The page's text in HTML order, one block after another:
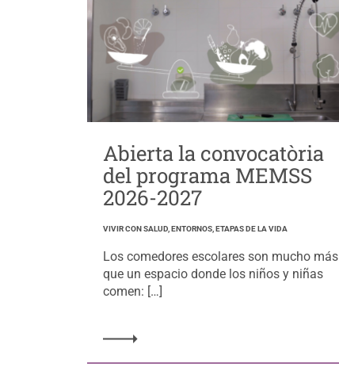
Abierta la convocatòria
del programa MEMSS
2026-2027
VIVIR CON SALUD, ENTORNOS, ETAPAS DE LA VIDA
Los comedores escolares son mucho más
que un espacio donde los niños y niñas
comen: […]